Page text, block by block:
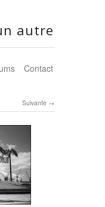
autre
Contact
Suivante